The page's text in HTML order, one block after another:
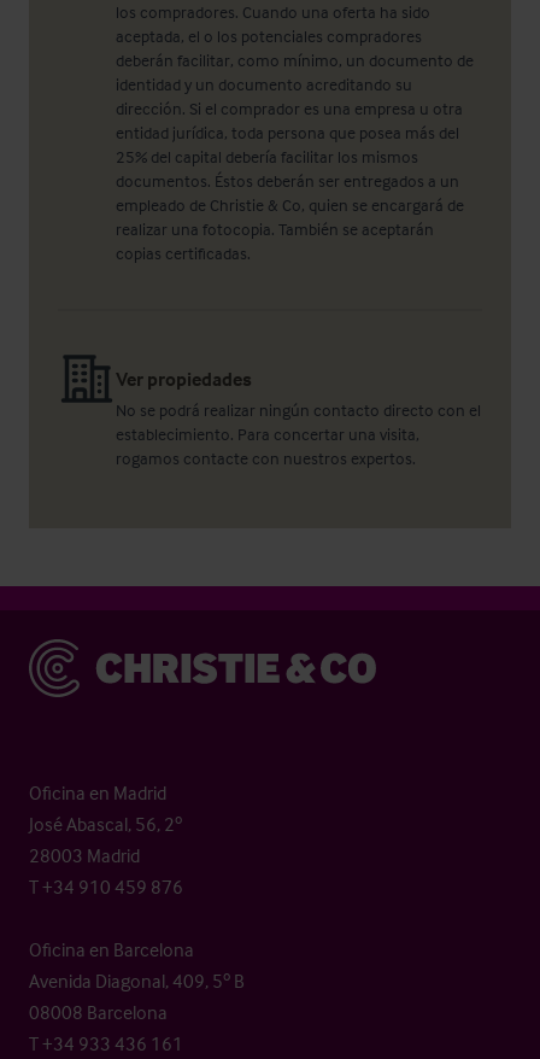
los compradores. Cuando una oferta ha sido
aceptada, el o los potenciales compradores
deberán facilitar, como mínimo, un documento de
identidad y un documento acreditando su
dirección. Si el comprador es una empresa u otra
entidad jurídica, toda persona que posea más del
25% del capital debería facilitar los mismos
documentos. Éstos deberán ser entregados a un
empleado de Christie & Co, quien se encargará de
realizar una fotocopia. También se aceptarán
copias certificadas.
Ver propiedades
No se podrá realizar ningún contacto directo con el
establecimiento. Para concertar una visita,
rogamos contacte con nuestros expertos.
Christie & Co
Oficina en Madrid
José Abascal, 56, 2º
28003 Madrid
T +34 910 459 876
Oficina en Barcelona
Avenida Diagonal, 409, 5º B
08008 Barcelona
T +34 933 436 161